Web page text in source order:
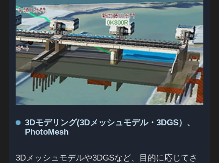
3Dモデリング(3Dメッシュモデル・3DGS）、
PhotoMesh
3Dメッシュモデルや3DGSなど、目的に応じてさ